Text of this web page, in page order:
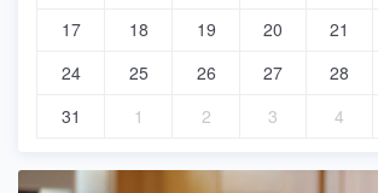
17
18 19 20 21
24
25 26 27 28
31
1 2 3 4